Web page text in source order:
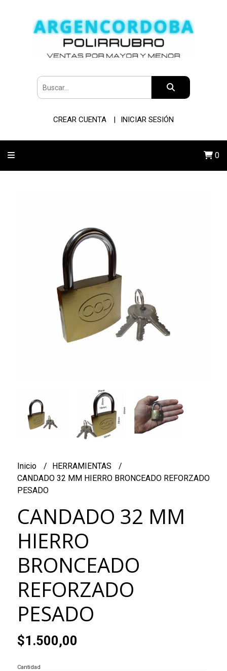
CREAR CUENTA INICIAR SESIÓN
0
Inicio
HERRAMIENTAS
CANDADO 32 MM HIERRO BRONCEADO REFORZADO
PESADO
CANDADO 32 MM
HIERRO
BRONCEADO
REFORZADO
PESADO
$1.500,00
Cantidad